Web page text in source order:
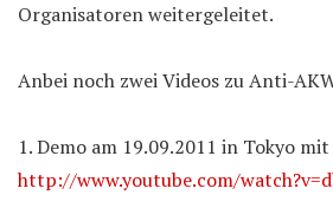
Organisatoren weitergeleitet.
Anbei noch zwei Videos zu Anti-
1. Demo am 19.09.2011 in Tokyo
http://www.youtube.com/